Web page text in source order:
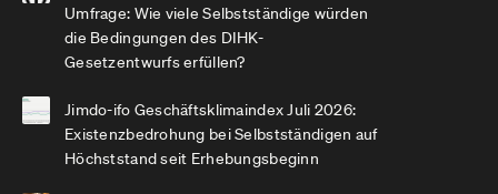
Umfrage: Wie viele Selbstständige würden
die Bedingungen des DIHK-
Gesetzentwurfs erfüllen?
Jimdo-ifo Geschäftsklimaindex Juli 2026:
Existenzbedrohung bei Selbstständigen auf
Höchststand seit Erhebungsbeginn